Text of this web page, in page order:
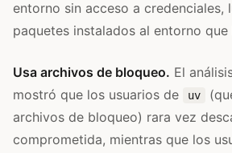
entorno sin acceso a credenciales,
paquetes instalados al entorno que
Usa archivos de bloqueo. El
mostró que los usuarios de
uv
archivos de bloqueo) rara vez
comprometida, mientras que los